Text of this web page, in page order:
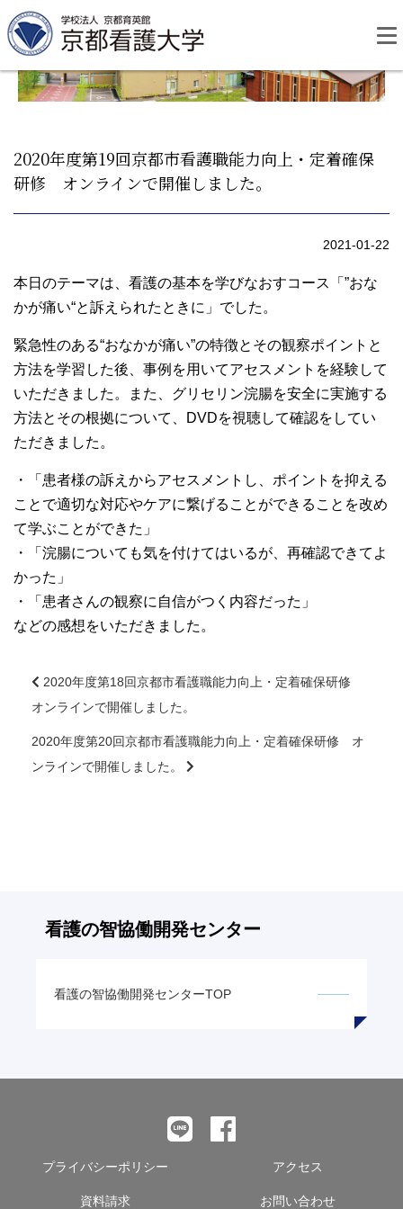
資料請求 お問い合わせ
看護学部・編入学
学校生活
大学院【博士前期課程】
大学院【博士後期課程】
感染管理認定看護師教育課程
入試案内
Q＆A
サイト案内
to
2020年度第19回京都市看護職能力向上・定着確保
研修 オンラインで開催しました。
2021-01-22
本日のテーマは、看護の基本を学びなおすコース「”おな
かが痛い“と訴えられたときに」でした。
緊急性のある“おなかが痛い”の特徴とその観察ポイントと
方法を学習した後、事例を用いてアセスメントを経験して
いただきました。また、グリセリン浣腸を安全に実施する
方法とその根拠について、DVDを視聴して確認をしてい
ただきました。
・「患者様の訴えからアセスメントし、ポイントを抑える
ことで適切な対応やケアに繋げることができることを改め
て学ぶことができた」
・「浣腸についても気を付けてはいるが、再確認できてよ
かった」
・「患者さんの観察に自信がつく内容だった」
などの感想をいただきました。
後
の
2020年度第18回京都市看護職能力向上・定着確保研修
オンラインで開催しました。
2020年度第20回京都市看護職能力向上・定着確保研修 オ
ンラインで開催しました。
看護の智協働開発センター
看護の智協働開発センターTOP
プライバシーポリシー アクセス
資料請求 お問い合わせ